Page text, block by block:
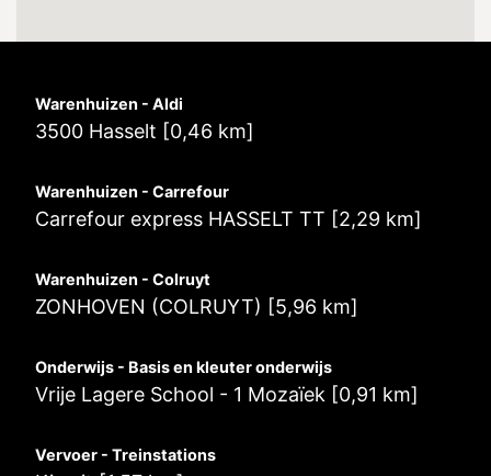
Warenhuizen - Aldi
3500 Hasselt [0,46 km]
Warenhuizen - Carrefour
Carrefour express HASSELT TT [2,29 km]
Warenhuizen - Colruyt
ZONHOVEN (COLRUYT) [5,96 km]
Onderwijs - Basis en kleuter onderwijs
Vrije Lagere School - 1 Mozaïek [0,91 km]
Vervoer - Treinstations